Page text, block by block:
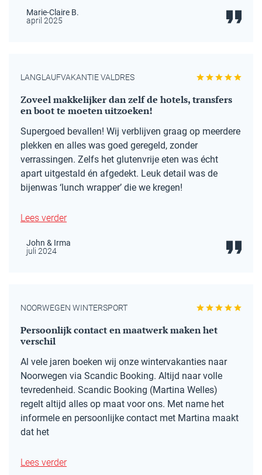
Marie-Claire B.
april 2025
LANGLAUFVAKANTIE VALDRES
Zoveel makkelijker dan zelf de hotels, transfers
en boot te moeten uitzoeken!
Supergoed bevallen! Wij verblijven graag op meerdere
plekken en alles was goed geregeld, zonder
verrassingen. Zelfs het glutenvrije eten was écht
apart uitgestald én afgedekt. Leuk detail was de
bijenwas ‘lunch wrapper’ die we kregen!
Lees verder
John & Irma
juli 2024
NOORWEGEN WINTERSPORT
Persoonlijk contact en maatwerk maken het
verschil
Al vele jaren boeken wij onze wintervakanties naar
Noorwegen via Scandic Booking. Altijd naar volle
tevredenheid. Scandic Booking (Martina Welles)
regelt altijd alles op maat voor ons. Met name het
informele en persoonlijke contact met Martina maakt
dat het
Lees verder